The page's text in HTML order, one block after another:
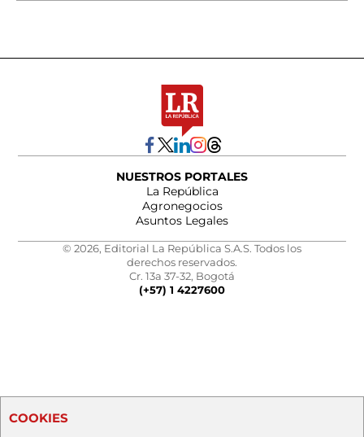
NUESTROS PORTALES
La República
Agronegocios
Asuntos Legales
© 2026, Editorial La República S.A.S. Todos los
derechos reservados.
Cr. 13a 37-32, Bogotá
(+57) 1 4227600
COOKIES